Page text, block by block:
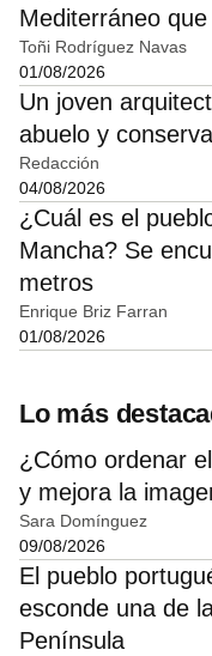
Mediterráneo
Toñi Rodríguez Navas
01/08/2026
Un joven
abuelo y
Redacción
04/08/2026
¿Cuál es el
Mancha? Se
metros
Enrique Briz Farran
01/08/2026
Lo más
¿Cómo ordenar
y mejora la
Sara Domínguez
09/08/2026
El pueblo
esconde una de
Península